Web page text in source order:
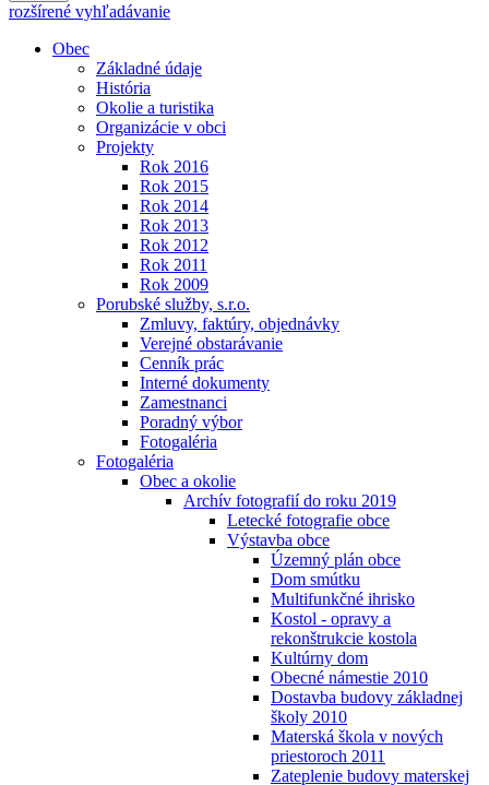
rozšírené vyhľadávanie
Obec
Základné údaje
História
Okolie a turistika
Organizácie v obci
Projekty
Rok 2016
Rok 2015
Rok 2014
Rok 2013
Rok 2012
Rok 2011
Rok 2009
Porubské služby, s.r.o.
Zmluvy, faktúry, objednávky
Verejné obstarávanie
Cenník prác
Interné dokumenty
Zamestnanci
Poradný výbor
Fotogaléria
Fotogaléria
Obec a okolie
Archív fotografií do roku 2019
Letecké fotografie obce
Výstavba obce
Územný plán obce
Dom smútku
Multifunkčné ihrisko
Kostol - opravy a
rekonštrukcie kostola
Kultúrny dom
Obecné námestie 2010
Dostavba budovy základnej
školy 2010
Materská škola v nových
priestoroch 2011
Zateplenie budovy materskej